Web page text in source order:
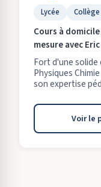
Lycée Collège
Cours à
mesure avec Eric
Fort d'une
Physiques
son expertise
Voir le